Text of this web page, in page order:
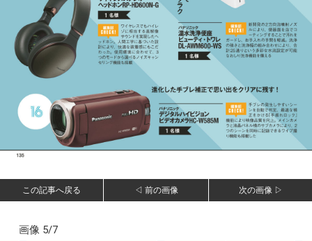
この記事へ戻る ◁ 前の画像 次の画像 ▷
画像 5/7